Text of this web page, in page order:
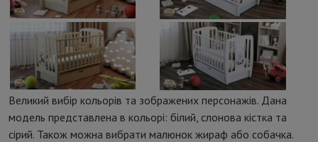
Великий вибір кольорів та зображених персонажів. Дана
модель представлена ​​в кольорі: білий, слонова кістка та
сірий. Також можна вибрати малюнок жираф або собачка.